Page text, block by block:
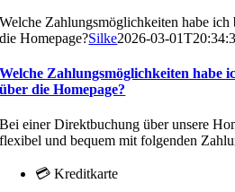
Welche Zahlungsmöglichkeiten habe
die Homepage?Silke2026-03-
Welche Zahlungsmöglichkeiten habe
über die Homepage?
Bei einer Direktbuchung über unsere
flexibel und bequem mit folgenden
💳 Kreditkarte